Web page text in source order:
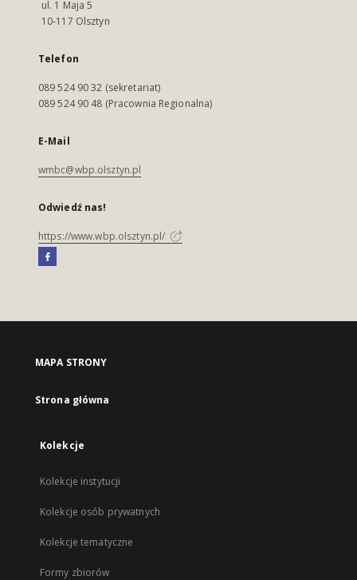
ul. 1 Maja 5
10-117 Olsztyn
Telefon
089 524 90 32 (sekretariat)
089 524 90 48 (Pracownia Regionalna)
E-Mail
wmbc@wbp.olsztyn.pl
Odwiedź nas!
https://www.wbp.olsztyn.pl/
MAPA STRONY
Strona główna
Kolekcje
Kolekcje instytucji
Kolekcje osób prywatnych
Kolekcje tematyczne
Formy zbiorów